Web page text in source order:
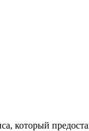
который